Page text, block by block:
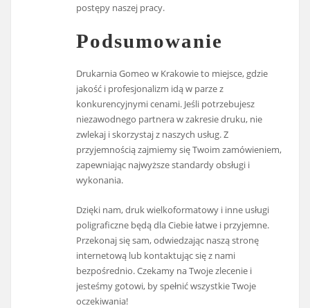
postępy naszej pracy.
Podsumowanie
Drukarnia Gomeo w Krakowie to miejsce, gdzie
jakość i profesjonalizm idą w parze z
konkurencyjnymi cenami. Jeśli potrzebujesz
niezawodnego partnera w zakresie druku, nie
zwlekaj i skorzystaj z naszych usług. Z
przyjemnością zajmiemy się Twoim zamówieniem,
zapewniając najwyższe standardy obsługi i
wykonania.
Dzięki nam, druk wielkoformatowy i inne usługi
poligraficzne będą dla Ciebie łatwe i przyjemne.
Przekonaj się sam, odwiedzając naszą stronę
internetową lub kontaktując się z nami
bezpośrednio. Czekamy na Twoje zlecenie i
jesteśmy gotowi, by spełnić wszystkie Twoje
oczekiwania!